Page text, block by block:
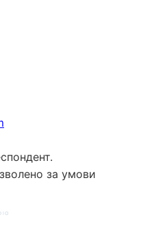
за умови